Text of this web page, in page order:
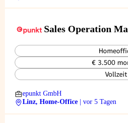
Sales Operation
€ 3.500
Vollzeit
epunkt GmbH
Linz, Home-Office
| vor 5 Tagen